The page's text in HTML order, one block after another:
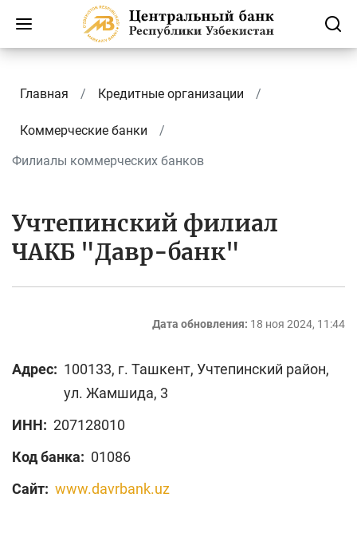
Главная Кредитные организации
Коммерческие банки
Филиалы коммерческих банков
Учтепинский филиал
ЧАКБ "Давр-банк"
Дата обновления: 18 ноя 2024, 11:44
Адрес: 100133, г. Ташкент, Учтепинский район,
ул. Жамшида, 3
ИНН: 207128010
Код банка: 01086
Сайт: www.davrbank.uz